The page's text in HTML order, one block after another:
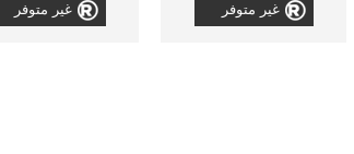
غير متوفر غير متوفر